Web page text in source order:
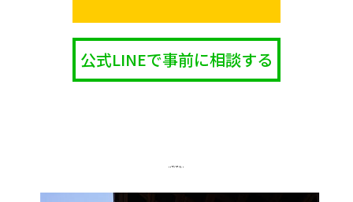
公式LINEで事前に相談する